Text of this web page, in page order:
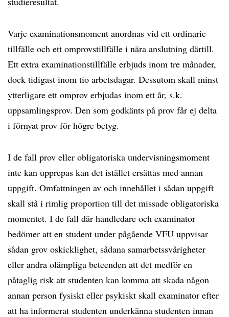
Varje examinationsmoment anordnas vid ett ordinarie
tillfälle och ett omprovstillfälle i nära anslutning därtill.
Ett extra examinationstillfälle erbjuds inom tre månader,
dock tidigast inom tio arbetsdagar. Dessutom skall minst
ytterligare ett omprov erbjudas inom ett år, s.k.
uppsamlingsprov. Den som godkänts på prov får ej delta
i förnyat prov för högre betyg.
I de fall prov eller obligatoriska undervisningsmoment
inte kan upprepas kan det istället ersättas med annan
uppgift. Omfattningen av och innehållet i sådan uppgift
skall stå i rimlig proportion till det missade obligatoriska
momentet. I de fall där handledare och examinator
bedömer att en student under pågående VFU uppvisar
sådan grov oskicklighet, sådana samarbetssvårigheter
eller andra olämpliga beteenden att det medför en
påtaglig risk att studenten kan komma att skada någon
annan person fysiskt eller psykiskt skall examinator efter
att ha informerat studenten underkänna studenten innan